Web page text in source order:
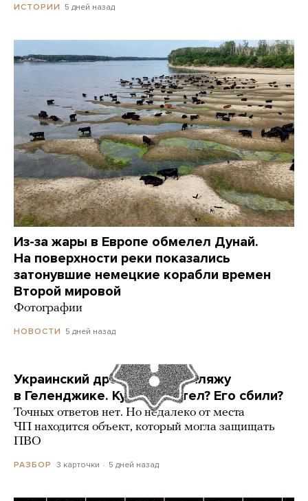
ИСТОРИИ 5 дней назад
Из-за жары в Европе обмелел Дунай.
На поверхности реки показались
затонувшие немецкие корабли времен
Второй мировой
Фотографии
НОВОСТИ 5 дней назад
Украинский дрон попал по пляжу
в Геленджике. Куда он летел? Его сбили?
Точных ответов нет. Но недалеко от места
ЧП находится объект, который могла защищать
ПВО
РАЗБОР 3 карточки 5 дней назад